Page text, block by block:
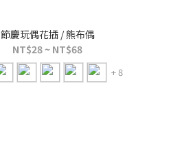
節慶玩偶花插 / 熊布偶
NT$28 ~ NT$68
+ 8